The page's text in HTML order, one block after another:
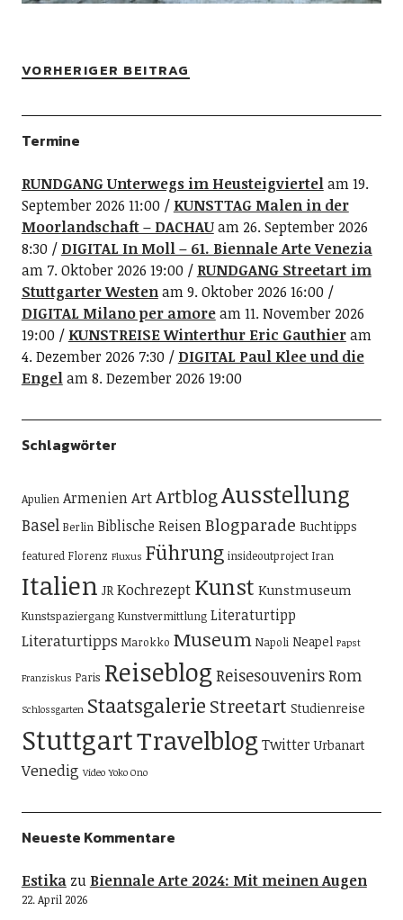
VORHERIGER BEITRAG
Termine
RUNDGANG Unterwegs im Heusteigviertelam 19.
September 2026 11:00
KUNSTTAG Malen in der
Moorlandschaft – DACHAUam 26. September 2026
8:30
DIGITAL In Moll – 61. Biennale Arte Venezia
am 7. Oktober 2026 19:00
RUNDGANG Streetart im
Stuttgarter Westenam 9. Oktober 2026 16:00
DIGITAL Milano per amoream 11. November 2026
19:00
KUNSTREISE Winterthur Eric Gauthieram
4. Dezember 2026 7:30
DIGITAL Paul Klee und die
Engelam 8. Dezember 2026 19:00
Schlagwörter
Apulien ArmenienArtArtblogAusstellung
Basel Berlin Biblische ReisenBlogparade Buchtipps
featured Florenz Fluxus Führung insideoutproject Iran
Italien JR Kochrezept Kunst Kunstmuseum
Kunstspaziergang Kunstvermittlung Literaturtipp
Literaturtipps Marokko Museum Napoli Neapel Papst
Franziskus Paris Reiseblog ReisesouvenirsRom
Schlossgarten Staatsgalerie Streetart Studienreise
StuttgartTravelblog Twitter Urbanart
Venedig Video Yoko Ono
Neueste Kommentare
Estikazu Biennale Arte 2024: Mit meinen Augen
22. April 2026